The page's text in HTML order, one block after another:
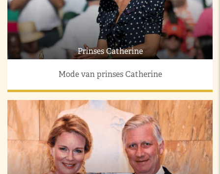
Prinses Catherine
Mode van prinses Catherine